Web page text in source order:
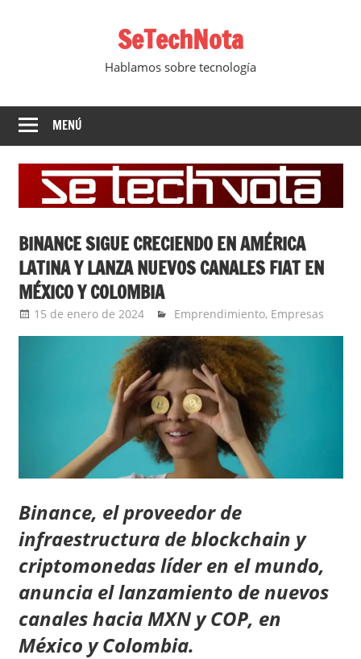
SeTechNota
Hablamos sobre tecnología
MENÚ
BINANCE SIGUE CRECIENDO EN AMÉRICA
LATINA Y LANZA NUEVOS CANALES FIAT EN
MÉXICO Y COLOMBIA
15 de enero de 2024 Ernesto Herrera
Emprendimiento, Empresas
Binance, el proveedor de
infraestructura de blockchain y
criptomonedas líder en el mundo,
anuncia el lanzamiento de nuevos
canales hacia MXN y COP, en
México y Colombia.